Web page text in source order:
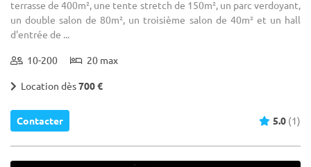
terrasse de 400m², une tente stretch de 150m², un parc verdoyant,
un double salon de 80m², un troisième salon de 40m² et un hall
d'entrée de ...
10-200 20 max
Location dès700 €
Contacter 5.0 (1)